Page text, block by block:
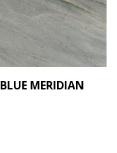
BLUE MERIDIAN